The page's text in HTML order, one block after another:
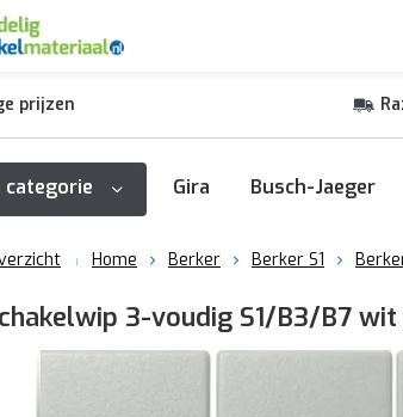
prijzen
categorie Gira Busch-Jaeger
Home Berker Berker S1
3-voudig S1/B3/B7